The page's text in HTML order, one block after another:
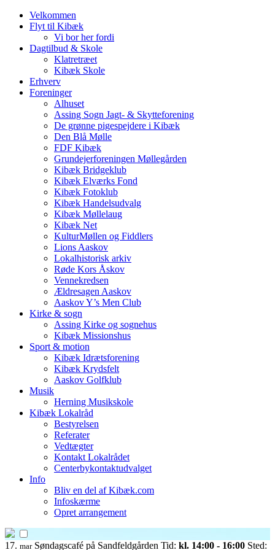
Velkommen
Flyt til Kibæk
Vi bor her fordi
Dagtilbud & Skole
Klatretræet
Kibæk Skole
Erhverv
Foreninger
Alhuset
Assing Sogn Jagt- & Skytteforening
De grønne pigespejdere i Kibæk
Den Blå Mølle
FDF Kibæk
Grundejerforeningen Møllegården
Kibæk Bridgeklub
Kibæk Elværks Fond
Kibæk Fotoklub
Kibæk Handelsudvalg
Kibæk Møllelaug
Kibæk Net
KulturMøllen og Fiddlers
Lions Aaskov
Lokalhistorisk arkiv
Røde Kors Åskov
Vennekredsen
Ældresagen Aaskov
Aaskov Y’s Men Club
Kirke & sogn
Assing Kirke og sognehus
Kibæk Missionshus
Sport & motion
Kibæk Idrætsforening
Kibæk Krydsfelt
Aaskov Golfklub
Musik
Herning Musikskole
Kibæk Lokalråd
Bestyrelsen
Referater
Vedtægter
Kontakt Lokalrådet
Centerbykontaktudvalget
Info
Bliv en del af Kibæk.com
Infoskærme
Opret arrangement
17. mar Søndagscafé på Sandfeldgården Tid: kl. 14:00 - 16:00 Sted: